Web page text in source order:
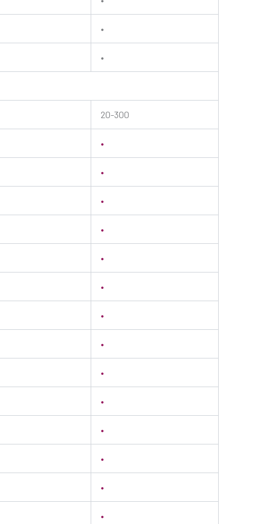
•
•
20-300
•
•
•
•
•
•
•
•
•
•
•
•
•
•